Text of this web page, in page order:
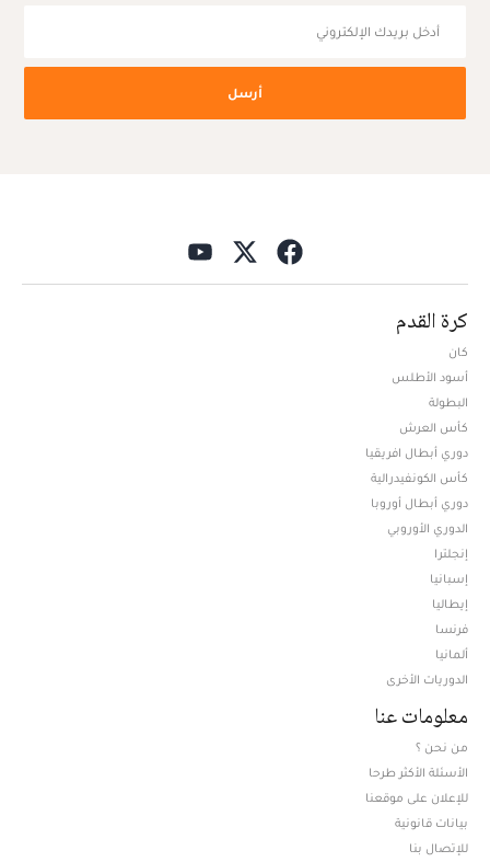
أرسل
كرة القدم
كان
أسود الأطلس
البطولة
كأس العرش
دوري أبطال افريقيا
كأس الكونفيدرالية
دوري أبطال أوروبا
الدوري الأوروبي
إنجلترا
إسبانيا
إيطاليا
فرنسا
ألمانيا
الدوريات الأخرى
معلومات عنا
من نحن ؟
الأسئلة الأكثر طرحا
للإعلان على موقعنا
بيانات قانونية
للإتصال بنا